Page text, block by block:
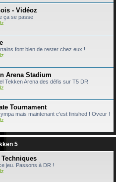
- Vidéoz
ça se passe
font bien de rester chez eux !
Arena Stadium
Tekken Arena des défis sur T5 DR
Tournament
mais maintenant c'est finished ! Oveur !
5
Techniques
jeu. Passons à DR !